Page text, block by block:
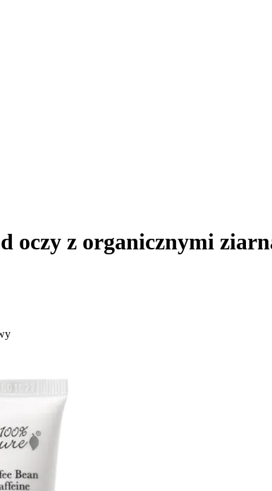
oczy z organicznymi